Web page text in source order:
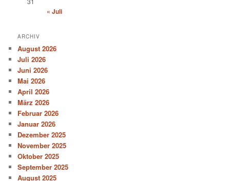
« Juli
ARCHIV
August 2026
Juli 2026
Juni 2026
Mai 2026
April 2026
März 2026
Februar 2026
Januar 2026
Dezember 2025
November 2025
Oktober 2025
September 2025
August 2025